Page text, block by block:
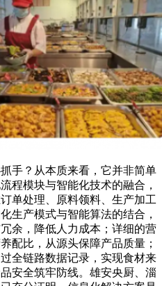
手？从本质来看，它并非简单
程模块与智能化技术的融合，
单处理、原料领料、生产加工
生产模式与智能算法的结合，
余，降低人力成本；详细的营
配比，从源头保障产品质量；
全链路数据记录，实现食材来
安全筑牢防线。雄安央厨、淄